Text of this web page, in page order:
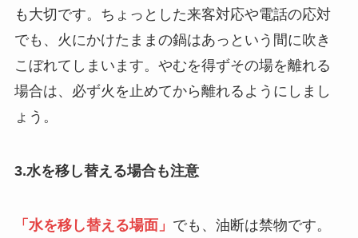
も大切です。ちょっとした来客対応や電話の応対
でも、火にかけたままの鍋はあっという間に吹き
こぼれてしまいます。やむを得ずその場を離れる
場合は、必ず火を止めてから離れるようにしまし
ょう。
3.水を移し替える場合も注意
「水を移し替える場面」 でも、油断は禁物です。